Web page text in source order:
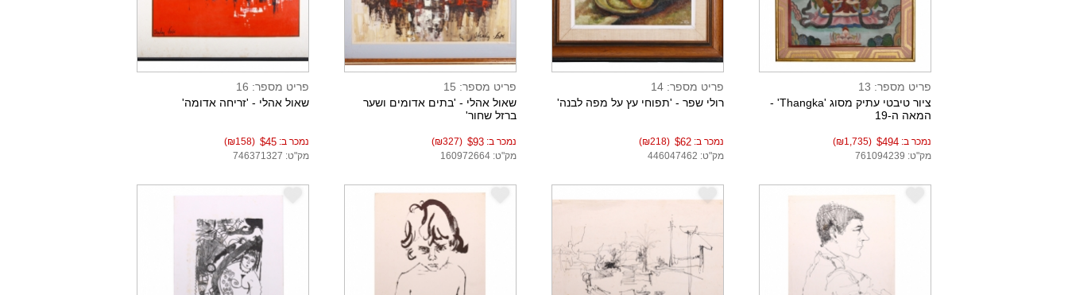
פריט מספר: 13
ציור טיבטי עתיק מסוג 'Thangka' -
המאה ה-19
נמכר ב: $494
(₪1,735)
מק"ט: 761094239
פריט מספר: 14
רולי שפר - 'תפוחי עץ על מפה לבנה'
נמכר ב: $62
(₪218)
מק"ט: 446047462
פריט מספר: 15
שאול אהלי - 'בתים אדומים ושער
ברזל שחור'
נמכר ב: $93
(₪327)
מק"ט: 160972664
פריט מספר: 16
שאול אהלי - 'זריחה אדומה'
נמכר ב: $45
(₪158)
מק"ט: 746371327
e